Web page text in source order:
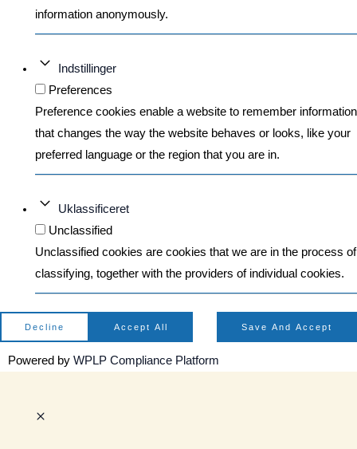
information anonymously.
Indstillinger
Preferences
Preference cookies enable a website to remember information
that changes the way the website behaves or looks, like your
preferred language or the region that you are in.
Uklassificeret
Unclassified
Unclassified cookies are cookies that we are in the process of
classifying, together with the providers of individual cookies.
Decline Accept All Save And Accept
Powered by WPLP Compliance Platform